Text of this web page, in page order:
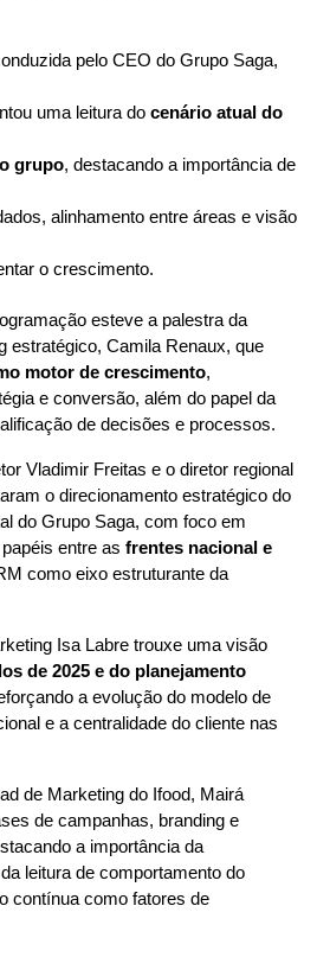
pelo CEO do Grupo Saga,
uma leitura do cenário atual do
grupo, destacando a importância de
alinhamento entre áreas e visão
o crescimento.
esteve a palestra da
estratégico, Camila Renaux, que
motor de crescimento,
e conversão, além do papel da
de decisões e processos.
Vladimir Freitas e o diretor regional
o direcionamento estratégico do
do Grupo Saga, com foco em
entre as frentes nacional e
como eixo estruturante da
Isa Labre trouxe uma visão
de 2025 e do planejamento
a evolução do modelo de
e a centralidade do cliente nas
de Marketing do Ifood, Mairá
de campanhas, branding e
a importância da
leitura de comportamento do
contínua como fatores de